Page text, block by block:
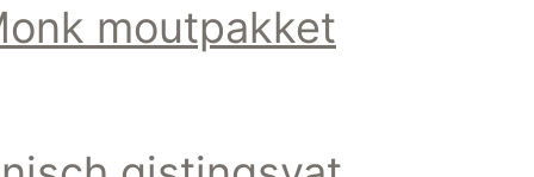
moutpakket